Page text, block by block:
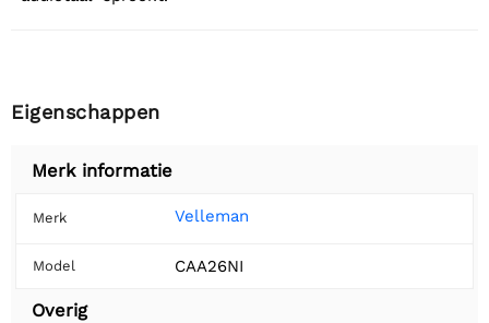
Eigenschappen
Merk informatie
Merk Velleman
Model CAA26NI
Overig